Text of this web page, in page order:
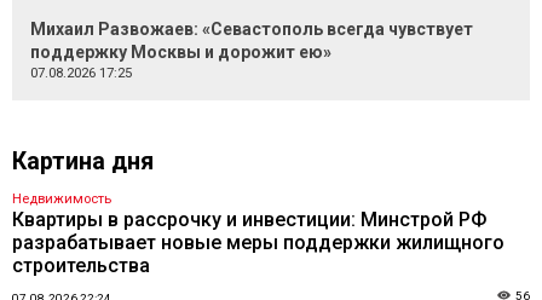
Михаил Развожаев: «Севастополь всегда чувствует
поддержку Москвы и дорожит ею»
07.08.2026 17:25
Картина дня
Недвижимость
Квартиры в рассрочку и инвестиции: Минстрой РФ
разрабатывает новые меры поддержки жилищного
строительства
56